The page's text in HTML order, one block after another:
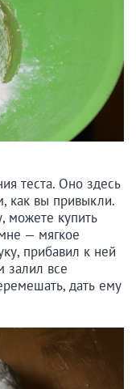
теста. Оно здесь
как вы привыкли.
можете купить
— мягкое
прибавил к ней
залил все
дать ему